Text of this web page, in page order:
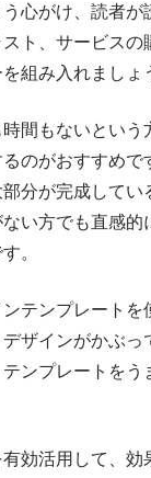
心がけ、読者が
ト、サービスの
組み入れましょ
間もないという
のがおすすめで
分が完成してい
い方でも直感的
。
テンプレートを
ザインがかぶっ
ンプレートをう
効活用して、効